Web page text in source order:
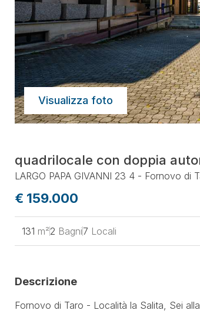
Visualizza foto
quadrilocale con doppia
LARGO PAPA GIVANNI 23 4 - Fornovo di
€ 159.000
131 m²2 Bagni7 Locali
Descrizione
Fornovo di Taro - Località la Salita, Sei